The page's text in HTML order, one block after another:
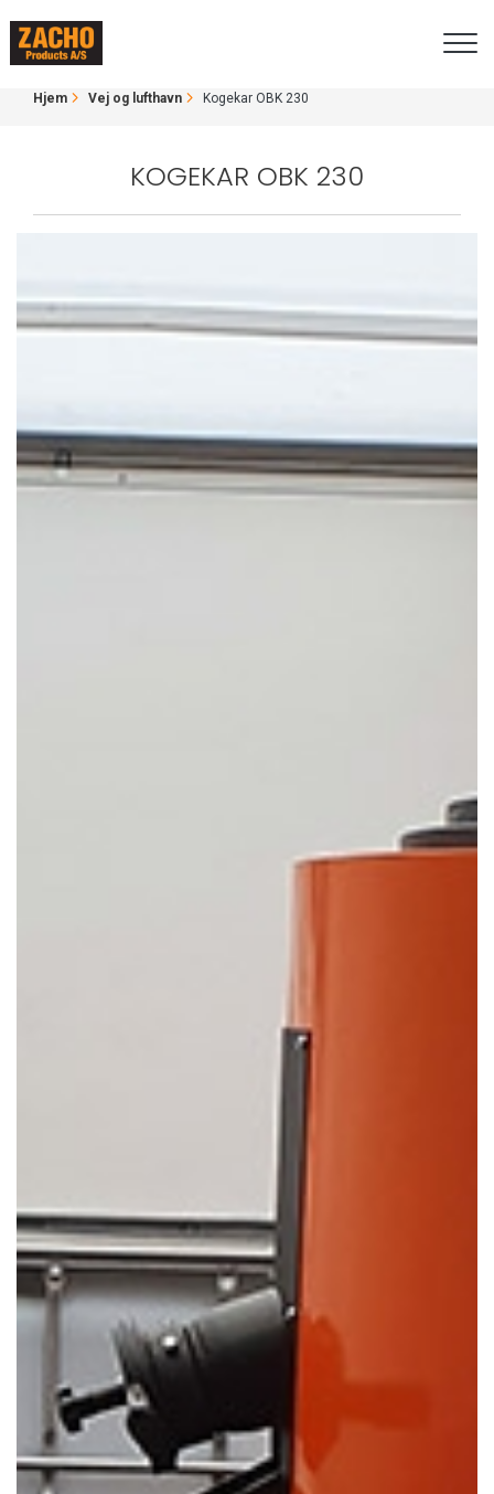
hovedindhold
KOGEKAR OBK 230
BRØDKRUMME
Hjem Vej og lufthavn Kogekar OBK 230
KOGEKAR OBK 230